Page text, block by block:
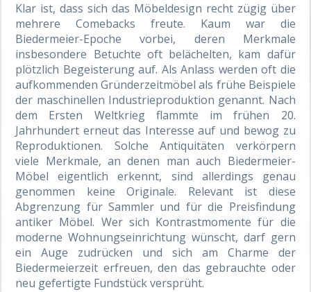
Klar ist, dass sich das Möbeldesign recht zügig über
mehrere Comebacks freute. Kaum war die
Biedermeier-Epoche vorbei, deren Merkmale
insbesondere Betuchte oft belächelten, kam dafür
plötzlich Begeisterung auf. Als Anlass werden oft die
aufkommenden Gründerzeitmöbel als frühe Beispiele
der maschinellen Industrieproduktion genannt. Nach
dem Ersten Weltkrieg flammte im frühen 20.
Jahrhundert erneut das Interesse auf und bewog zu
Reproduktionen. Solche Antiquitäten verkörpern
viele Merkmale, an denen man auch Biedermeier-
Möbel eigentlich erkennt, sind allerdings genau
genommen keine Originale. Relevant ist diese
Abgrenzung für Sammler und für die Preisfindung
antiker Möbel. Wer sich Kontrastmomente für die
moderne Wohnungseinrichtung wünscht, darf gern
ein Auge zudrücken und sich am Charme der
Biedermeierzeit erfreuen, den das gebrauchte oder
neu gefertigte Fundstück versprüht.